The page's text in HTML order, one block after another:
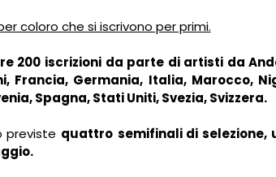
coloro che si iscrivono per primi.
200 iscrizioni da parte di artisti da
Francia, Germania, Italia, Marocco,
Spagna, Stati Uniti, Svezia, Svizzera.
previste quattro semifinali di